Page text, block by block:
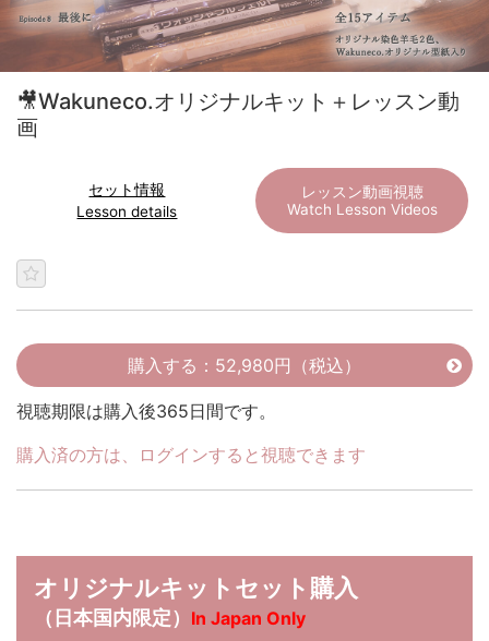
🎥Wakuneco.オリジナルキット＋レッスン動
画
セット情報
Lesson details
レッスン動画視聴
Watch Lesson Videos
購入する：52,980円（税込）
視聴期限は購入後365日間です。
購入済の方は、ログインすると視聴できます
オリジナルキットセット購入
（日本国内限定） In Japan Only